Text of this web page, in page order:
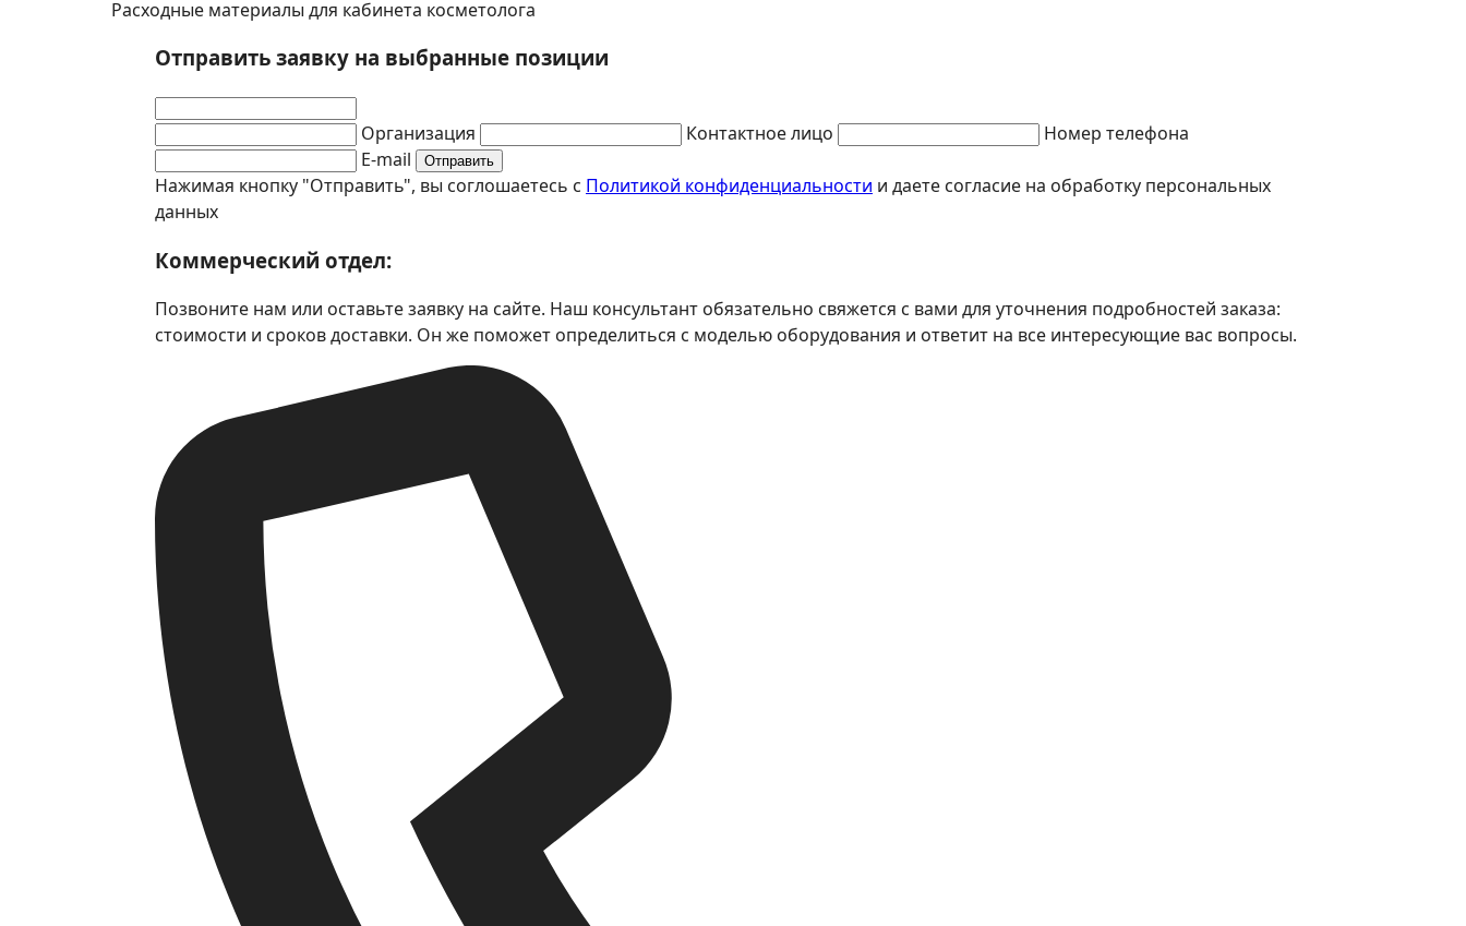
Расходные материалы для кабинета косметолога
Отправить заявку на выбранные позиции
Организация Контактное лицо
Номер телефона
E-mail
Отправить
Нажимая кнопку "Отправить", вы соглошаетесь с Политикой конфиденциальности и даете согласие на обработку персональных
данных
Коммерческий отдел:
Позвоните нам или оставьте заявку на сайте. Наш консультант обязательно свяжется с вами для уточнения подробностей заказа:
стоимости и сроков доставки. Он же поможет определиться с моделью оборудования и ответит на все интересующие вас вопросы.